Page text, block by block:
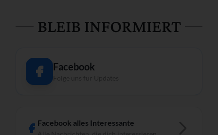
BLEIB INFORMIERT
Facebook
Facebook alles Interessante